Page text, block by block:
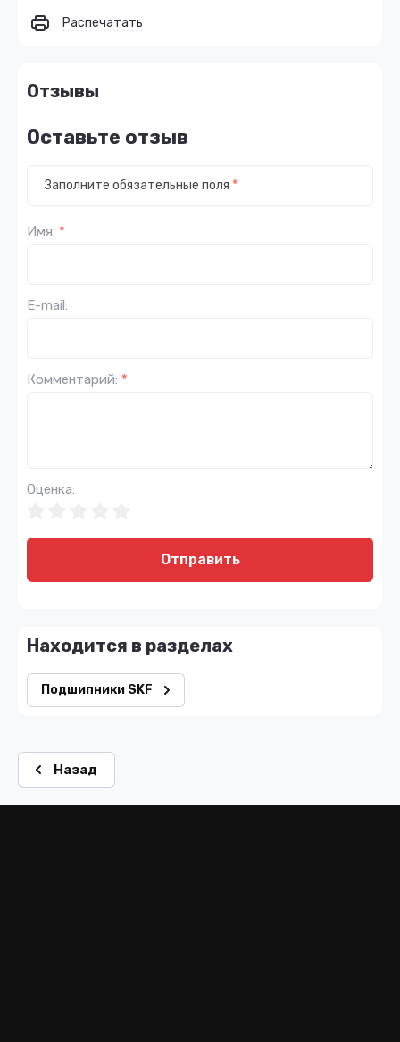
Распечатать
Отзывы
Оставьте отзыв
Заполните обязательные поля *
Имя: *
E-mail:
Комментарий: *
Оценка:
Отправить
Находится в разделах
Подшипники SKF
Назад